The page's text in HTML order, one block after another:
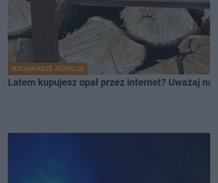
NACIĄGACZE ATAKUJĄ
Latem kupujesz opał przez internet? Uważaj na